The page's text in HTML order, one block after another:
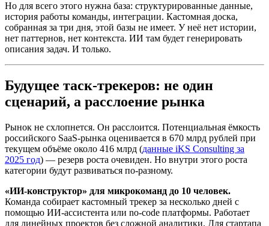
Но для всего этого нужна база: структурированные данные,
история работы команды, интеграции. Кастомная доска,
собранная за три дня, этой базы не имеет. У неё нет истории,
нет паттернов, нет контекста. ИИ там будет генерировать
описания задач. И только.
Будущее таск-трекеров: не один
сценарий, а расслоение рынка
Рынок не схлопнется. Он расслоится. Потенциальная ёмкость
российского SaaS-рынка оценивается в 670 млрд рублей при
текущем объёме около 416 млрд (данные iKS Consulting за
2025 год) — резерв роста очевиден. Но внутри этого роста
категории будут развиваться по-разному.
«ИИ-конструктор» для микрокоманд до 10 человек.
Команда собирает кастомный трекер за несколько дней с
помощью ИИ-ассистента или no-code платформы. Работает
для линейных проектов без сложной аналитики. Для стартапа